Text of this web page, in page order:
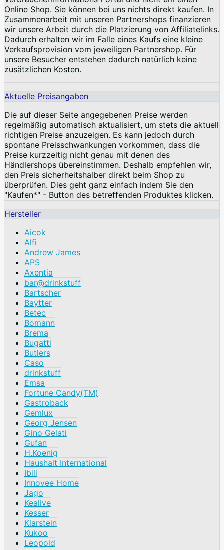
Online Shop. Sie können bei uns nichts direkt kaufen. In
Zusammenarbeit mit unseren Partnershops finanzieren
wir unsere Arbeit durch die Platzierung von Affiliatelinks.
Dadurch erhalten wir im Falle eines Kaufs eine kleine
Verkaufsprovision vom jeweiligen Partnershop. Für
unsere Besucher entstehen dadurch natürlich keine
zusätzlichen Kosten.
Aktuelle Preisangaben
Die auf dieser Seite angegebenen Preise werden
regelmäßig automatisch aktualisiert, um stets die aktuell
richtigen Preise anzuzeigen. Es kann jedoch durch
spontane Preisschwankungen vorkommen, dass die
Preise kurzzeitig nicht genau mit denen des
Händlershops übereinstimmen. Deshalb empfehlen wir,
den Preis sicherheitshalber direkt beim Shop zu
überprüfen. Dies geht ganz einfach indem Sie den
"Kaufen*" - Button des betreffenden Produktes klicken.
Hersteller
Aicok
Alfi
Andrew James
APS
Axentia
bar@drinkstuff
Bartscher
Baytter
Betec
Bomann
Brema
Bugatti
Butlers
Caso
drinkstuff
Emsa
Fortune Candy(TM)
Gastroback
Gemlux
Georg Jensen
Gino Gelati
Gufan
H.Koenig
Haushalt International
Ibili
Innovee Home
Jago
Kealive
Kesser
Klarstein
Kukoo
Leopold